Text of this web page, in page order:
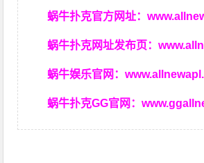
蜗牛扑克官方网址：
蜗牛扑克网址发布页：
蜗牛娱乐官网：
蜗牛扑克GG官网：